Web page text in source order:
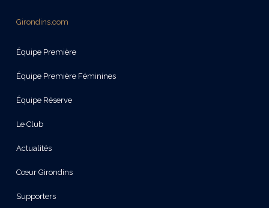
Girondins.com
Équipe Première
Équipe Première Féminines
Équipe Réserve
Le Club
Actualités
Cœur Girondins
Supporters